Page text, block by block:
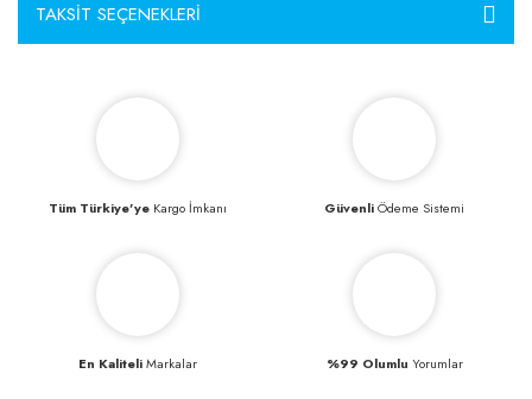
TAKSIT SEÇENEKLERI
Tüm Türkiye’yeKargo İmkanı GüvenliÖdeme Sistemi
En KaliteliMarkalar %99 Olumlu Yorumlar